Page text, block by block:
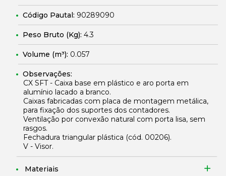
Código Pautal: 90289090
Peso Bruto (Kg): 4.3
Volume (m³): 0.057
Observações:
CX SFT - Caixa base em plástico e aro porta em
alumínio lacado a branco.
Caixas fabricadas com placa de montagem metálica,
para fixação dos suportes dos contadores.
Ventilação por convexão natural com porta lisa, sem
rasgos.
Fechadura triangular plástica (cód. 00206).
V - Visor.
Materiais